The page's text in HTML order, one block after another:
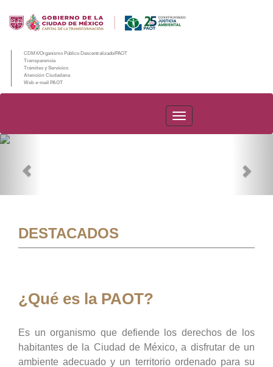
CDMX/Organismo Público Descentralizado/PAOT
Transparencia
Trámites y Servicios
Atención Ciudadana
Web e-mail PAOT
PAOT
DESTACADOS
¿Qué es la PAOT?
Es un organismo que defiende los derechos de los
habitantes de la Ciudad de México, a disfrutar de un
ambiente adecuado y un territorio ordenado para su